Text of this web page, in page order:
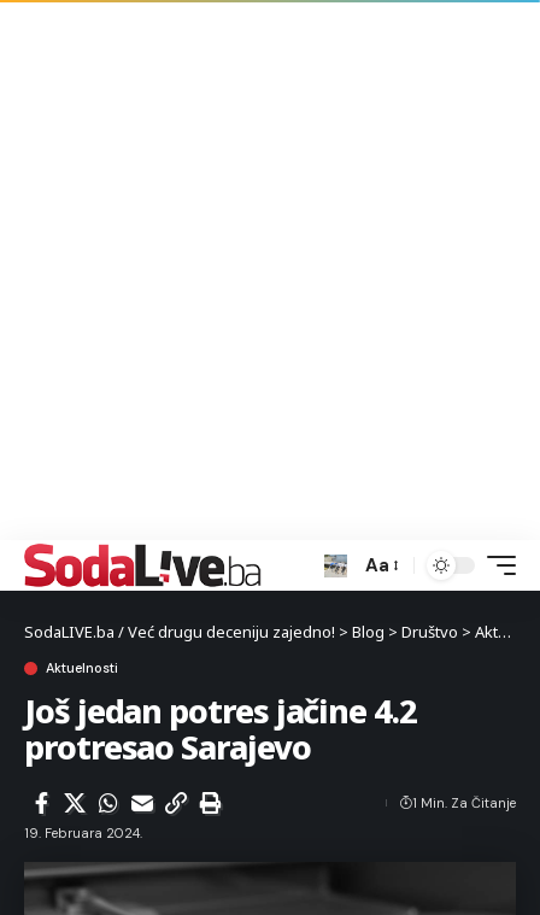
Aa
SodaLIVE.ba / Već drugu deceniju zajedno! > Blog > Društvo > Aktuelnosti
Aktuelnosti
Još jedan potres jačine 4.2
protresao Sarajevo
19. Februara 2024.
1 Min. Za Čitanje